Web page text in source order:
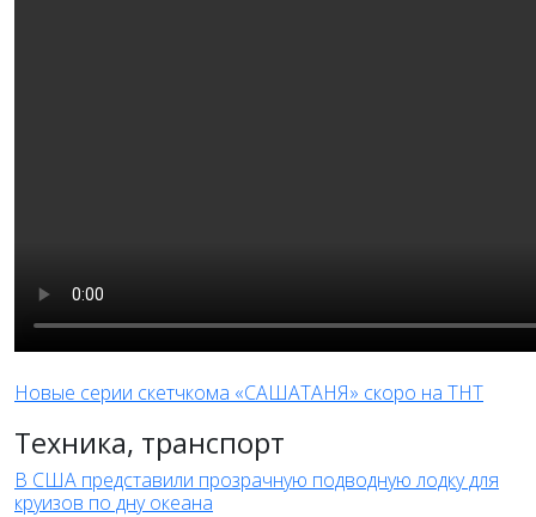
Новые серии скетчкома «САШАТАНЯ» скоро на ТНТ
Техника, транспорт
В США представили прозрачную подводную лодку для
круизов по дну океана